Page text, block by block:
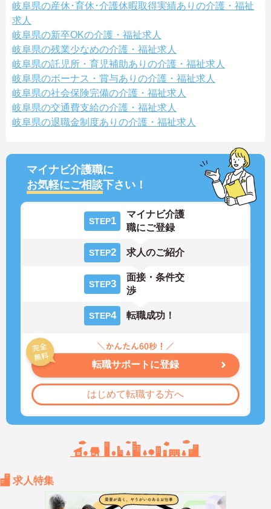
岐阜県の産休･育休･介護休暇取得実績ありの介護・福祉
求人
岐阜県の新卒OKの介護・福祉求人
岐阜県の残業少なめの介護・福祉求人
岐阜県の託児所・育児補助ありの介護・福祉求人
岐阜県のボーナス・賞与ありの介護・福祉求人
岐阜県の社会保険完備の介護・福祉求人
岐阜県の交通費支給の介護・福祉求人
岐阜県の退職金制度ありの介護・福祉求人
マイナビ介護職に
お気軽にご相談下さい！
STEP1
マイナビ介護
職にご登録
STEP2 求人のご紹介
STEP3
面接・条件交
渉
STEP4 転職成功！
転職サポートに登録
はじめて転職する方へ
求人特集